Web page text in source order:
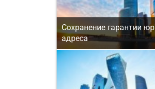
Сохранение гарантии юр
адреса